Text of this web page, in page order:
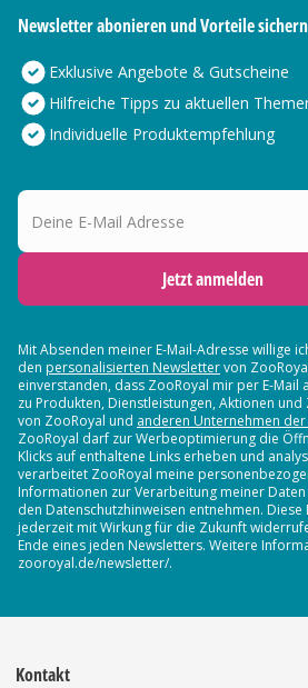
Newsletter abonieren und Vorteile
Exklusive Angebote & Gutscheine
Hilfreiche Tipps zu aktuellen
Individuelle Produktempfehlung
Deine E-Mail Adresse
Jetzt anmelden
Mit Absenden meiner E-Mail-Adresse willige
den personalisierten Newslettervon
einverstanden, dass ZooRoyal mir per E-Mail
zu Produkten, Dienstleistungen, Aktionen
von ZooRoyal und anderen Unternehmen der
ZooRoyal darf zur Werbeoptimierung die
Klicks auf enthaltene Links erheben und
verarbeitet ZooRoyal meine
Informationen zur Verarbeitung meiner Daten
den Datenschutzhinweisen entnehmen. Diese
jederzeit mit Wirkung für die Zukunft
Ende eines jeden Newsletters. Weitere
zooroyal.de/newsletter/.
Kontakt